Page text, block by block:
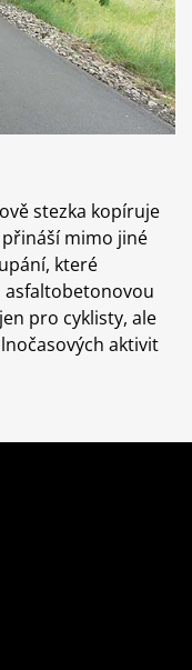
stezka kopíruje
mimo jiné
které
asfaltobetonovou
pro cyklisty, ale
aktivit